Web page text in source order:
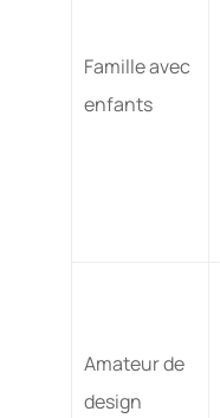
Famille avec
enfants
Amateur de
design